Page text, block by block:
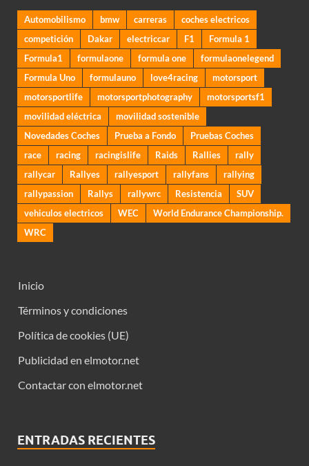
Automobilismo bmw carreras
coches electricos
competición
Dakar electriccar F1
Formula 1
Formula1
formulaone formula one
formulaonelegend
Formula Uno
formulauno love4racing
motorsport
motorsportlife
motorsportphotography
motorsportsf1
movilidad eléctrica
movilidad sostenible
Novedades Coches
Prueba a Fondo
Pruebas Coches
race
racing racingislife Raids Rallies
rally
rallycar
Rallyes rallyesport rallyfans
rallying
rallypassion
Rallys rallywrc Resistencia
SUV
vehiculos electricos
WEC
World Endurance Championship.
WRC
Inicio
Términos y condiciones
Política de cookies (UE)
Publicidad en elmotor.net
Contactar con elmotor.net
ENTRADAS RECIENTES